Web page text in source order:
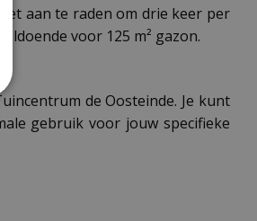
aan te raden om drie keer per
voor 125 m² gazon.
de Oosteinde. Je kunt
gebruik voor jouw specifieke